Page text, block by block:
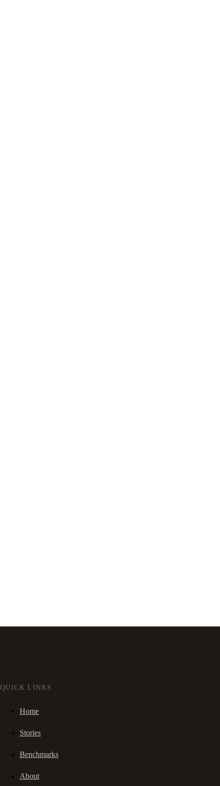
QUICK LINKS
Home
Stories
Benchmarks
About